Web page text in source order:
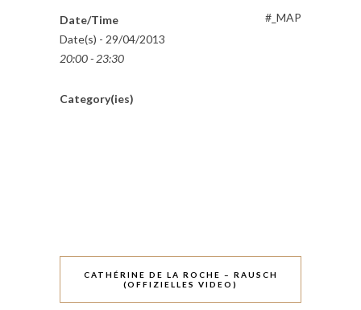
#_MAP
Date/Time
Date(s) - 29/04/2013
20:00 - 23:30
Category(ies)
CATHÉRINE DE LA ROCHE – RAUSCH
(OFFIZIELLES VIDEO)